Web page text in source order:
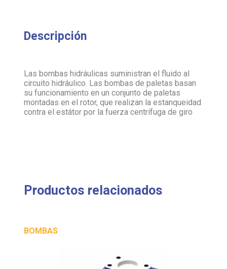
Descripción
Las bombas hidráulicas suministran el fluido al
circuito hidráulico. Las bombas de paletas basan
su funcionamiento en un conjunto de paletas
montadas en el rotor, que realizan la estanqueidad
contra el estátor por la fuerza centrífuga de giro
Productos relacionados
BOMBAS